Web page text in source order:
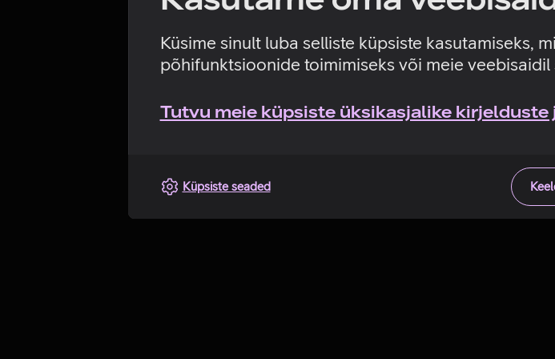
Küsime sinult luba selliste küpsiste kasutamiseks,
põhifunktsioonide toimimiseks või meie
Tutvu meie küpsiste üksikasjalike kirjelduste
Küpsiste seaded